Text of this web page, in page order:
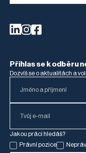
Přihlas se k odběru
Dozvíš se o aktualitách a
Jakou práci hledáš?
Právní pozice